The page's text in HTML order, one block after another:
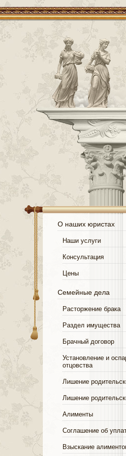
О наших юристах
Наши услуги
Консультация
Цены
Семейные дела
Расторжение брака
Раздел имущества
Брачный договор
Установление и
отцовства
Лишение
Лишение
Алименты
Соглашение об
Взыскание